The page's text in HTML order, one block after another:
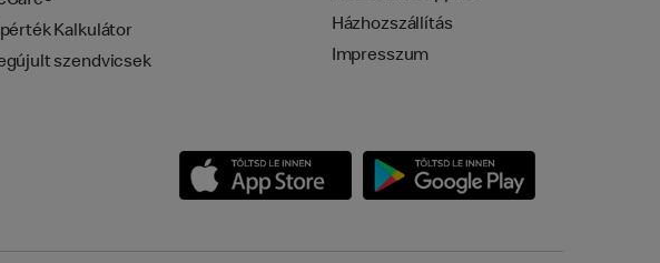
Kalkulátor
szendvicsek
Házhozszállítás
Impresszum